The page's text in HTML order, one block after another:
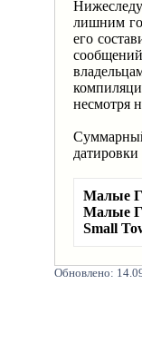
лишним
его
несмотря
Малые
Малые
Small
Обновлено: